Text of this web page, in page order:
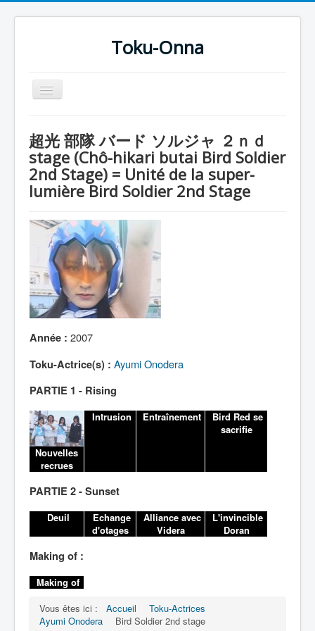
Toku-Onna
Basculer
la
Toku-Actrices
Toku-Critiques
Séries
Films
COSAA
Dessins
Artiste Asperger
Lexique
超光 部隊 バード ソルジャ ２ｎｄ
stage (Chô-hikari butai Bird Soldier
2nd Stage) = Unité de la super-
lumière Bird Soldier 2nd Stage
Année : 2007
Toku-Actrice(s) : Ayumi Onodera
PARTIE 1 - Rising
Nouvelles
recrues
Intrusion Entraînement
Bird Red se
sacrifie
PARTIE 2 - Sunset
Deuil
Echange
d'otages
Alliance avec
Videra
L'invincible
Doran
Making of :
Making of
Vous êtes ici :
Accueil
Toku-Actrices
Ayumi Onodera
Bird Soldier 2nd stage